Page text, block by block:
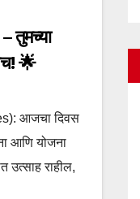
तुमच्या
🌟
आजचा दिवस
आणि योजना
राहील,